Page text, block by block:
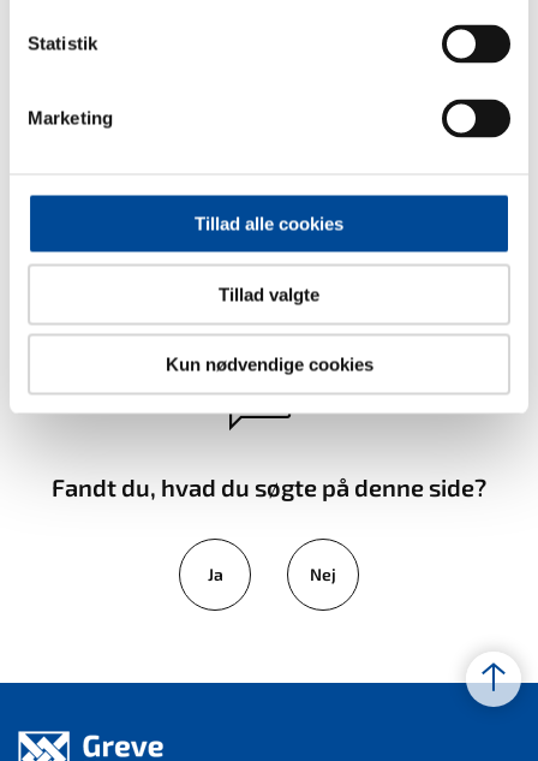
Statistik
Marketing
Tillad alle cookies
Tillad valgte
Kun nødvendige cookies
Center for Teknik & Miljø
2670 Greve
Fandt du, hvad du søgte på denne side?
Ja Nej